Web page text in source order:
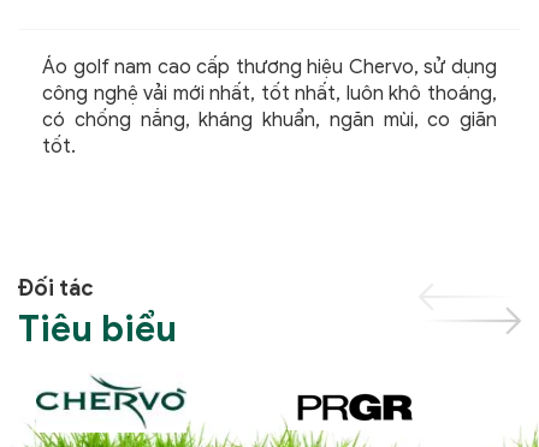
Áo golf nam cao cấp thương hiệu Chervo, sử dụng
công nghệ vải mới nhất, tốt nhất, luôn khô thoáng,
có chống nắng, kháng khuẩn, ngăn mùi, co giãn
tốt.
Đối tác
Tiêu biểu